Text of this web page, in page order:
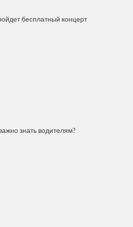
бесплатный концерт
знать водителям?